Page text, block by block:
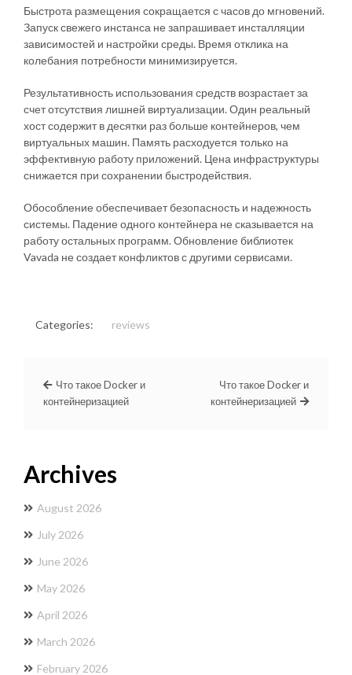
Быстрота размещения сокращается с часов до мгновений.
Запуск свежего инстанса не запрашивает инсталляции
зависимостей и настройки среды. Время отклика на
колебания потребности минимизируется.
Результативность использования средств возрастает за
счет отсутствия лишней виртуализации. Один реальный
хост содержит в десятки раз больше контейнеров, чем
виртуальных машин. Память расходуется только на
эффективную работу приложений. Цена инфраструктуры
снижается при сохранении быстродействия.
Обособление обеспечивает безопасность и надежность
системы. Падение одного контейнера не сказывается на
работу остальных программ. Обновление библиотек
Vavada не создает конфликтов с другими сервисами.
Categories: reviews
Что такое Docker и
контейнеризацией
Что такое Docker и
контейнеризацией
Archives
August 2026
July 2026
June 2026
May 2026
April 2026
March 2026
February 2026